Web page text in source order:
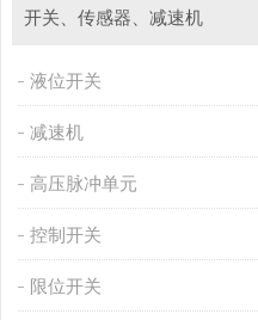
开关、传感器、减速机
液位开关
减速机
高压脉冲单元
控制开关
限位开关